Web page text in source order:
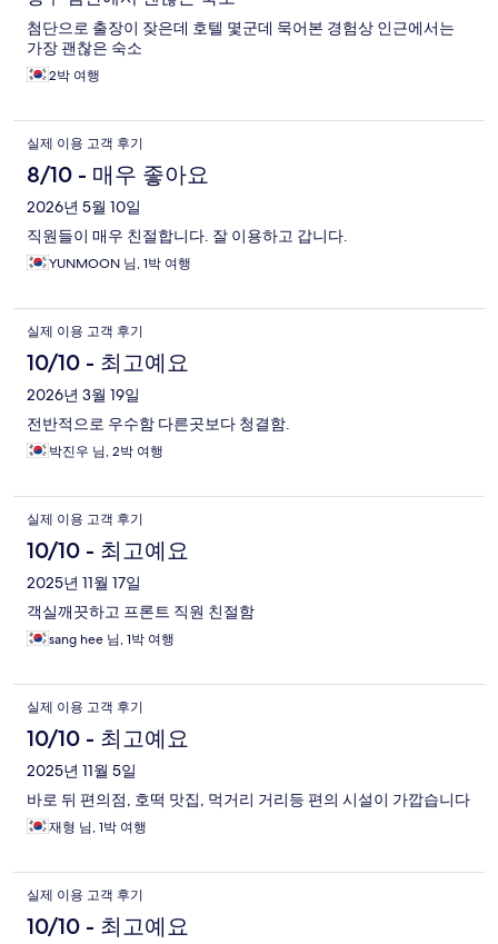
첨단으로 출장이 잦은데 호텔 몇군데 묵어본 경험상 인근에서는
가장 괜찮은 숙소
2박 여행
실제 이용 고객 후기
8/10 - 매우 좋아요
2026년 5월 10일
직원들이 매우 친절합니다. 잘 이용하고 갑니다.
YUNMOON 님, 1박 여행
실제 이용 고객 후기
10/10 - 최고예요
2026년 3월 19일
전반적으로 우수함 다른곳보다 청결함.
박진우 님, 2박 여행
실제 이용 고객 후기
10/10 - 최고예요
2025년 11월 17일
객실깨끗하고 프론트 직원 친절함
sang hee 님, 1박 여행
실제 이용 고객 후기
10/10 - 최고예요
2025년 11월 5일
바로 뒤 편의점, 호떡 맛집, 먹거리 거리등 편의 시설이 가깝습니다
재형 님, 1박 여행
실제 이용 고객 후기
10/10 - 최고예요